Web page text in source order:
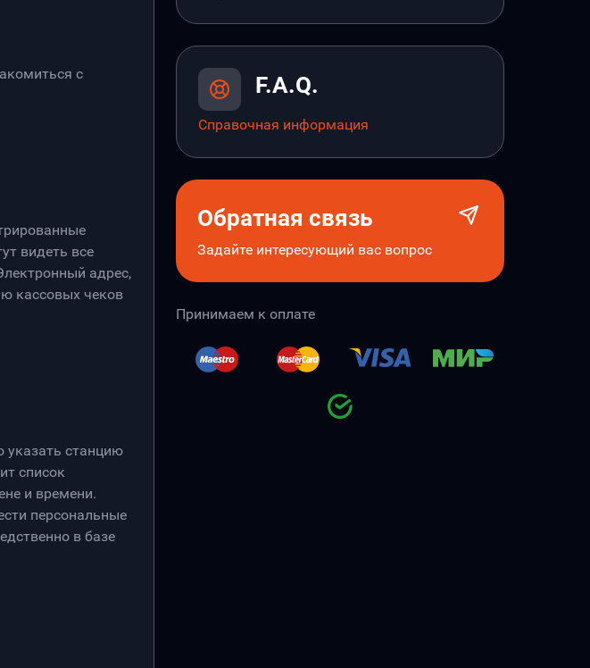
с
видеть все
адрес,
кассовых чеков
указать станцию
список
и времени.
персональные
в базе
F.A.Q.
Справочная информация
Обратная связь
Задайте интересующий вас вопрос
Принимаем к оплате